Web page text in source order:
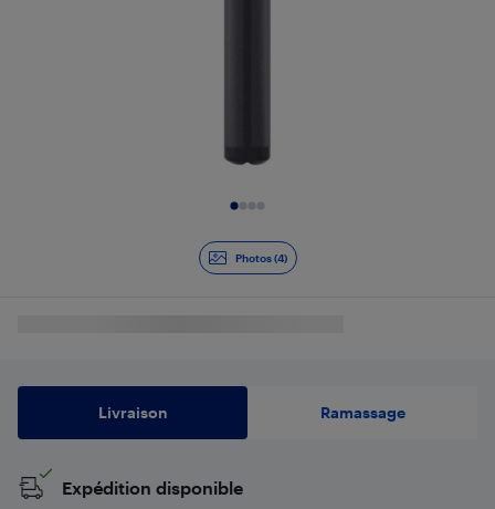
Photos (4)
Livraison Ramassage
Expédition disponible